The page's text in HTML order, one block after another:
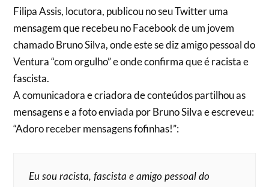
Filipa Assis, locutora, publicou no seu Twitter uma
mensagem que recebeu no Facebook de um jovem
chamado Bruno Silva, onde este se diz amigo pessoal do
Ventura “com orgulho” e onde confirma que é racista e
fascista.
A comunicadora e criadora de conteúdos partilhou as
mensagens e a foto enviada por Bruno Silva e escreveu:
“Adoro receber mensagens fofinhas!”:
Eu sou racista, fascista e amigo pessoal do